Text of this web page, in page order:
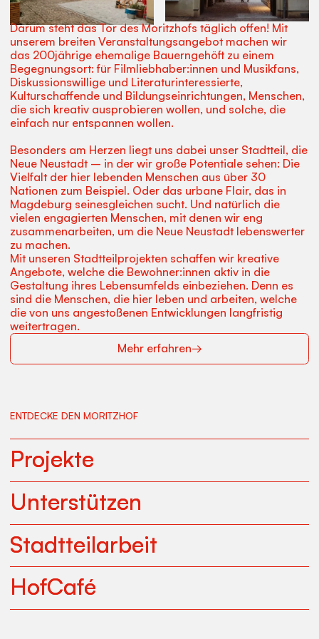
Darum steht das Tor des Moritzhofs täglich offen! Mit
unserem breiten Veranstaltungsangebot machen wir
das 200jährige ehemalige Bauerngehöft zu einem
Begegnungsort: für Filmliebhaber:innen und Musikfans,
Diskussionswillige und Literaturinteressierte,
Kulturschaffende und Bildungseinrichtungen, Menschen,
die sich kreativ ausprobieren wollen, und solche, die
einfach nur entspannen wollen.
Besonders am Herzen liegt uns dabei unser Stadtteil, die
Neue Neustadt – in der wir große Potentiale sehen: Die
Vielfalt der hier lebenden Menschen aus über 30
Nationen zum Beispiel. Oder das urbane Flair, das in
Magdeburg seinesgleichen sucht. Und natürlich die
vielen engagierten Menschen, mit denen wir eng
zusammenarbeiten, um die Neue Neustadt lebenswerter
zu machen.
Mit unseren Stadtteilprojekten schaffen wir kreative
Angebote, welche die Bewohner:innen aktiv in die
Gestaltung ihres Lebensumfelds einbeziehen. Denn es
sind die Menschen, die hier leben und arbeiten, welche
die von uns angestoßenen Entwicklungen langfristig
weitertragen.
Mehr erfahren→
ENTDECKE DEN MORITZHOF
Projekte
Projekte
Unterstützen
Unterstützen
Stadtteilarbeit
Stadtteilarbeit
HofCafé
HofCafé